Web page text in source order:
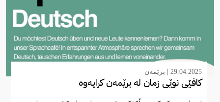
29.04.2025 | برێمەن
کافێی نوێی زمان لە برێمەن کرایەوە